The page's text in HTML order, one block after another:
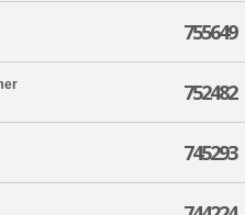
755649
752482
745293